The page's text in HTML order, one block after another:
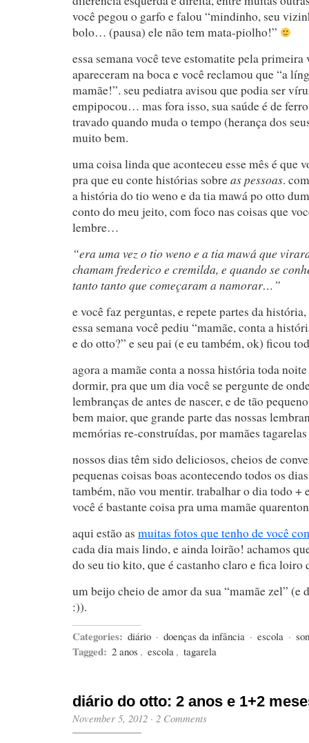
você pegou o garfo e falou “mindinho, seu
bolo… (pausa) ele não tem mata-piolho!”
essa semana você teve estomatite pela primeira
apareceram na boca e você reclamou que “a
mamãe!”. seu pediatra avisou que podia ser
empipocou… mas fora isso, sua saúde é de
travado quando muda o tempo (herança dos
muito bem.
uma coisa linda que aconteceu esse mês é que
pra que eu conte histórias sobreas pessoas.
a história do tio weno e da tia mawá po otto
conto do meu jeito, com foco nas coisas que
lembre…
“era uma vez o tio weno e a tia mawá que
chamam frederico e cremilda, e quando se
tanto tanto que começaram a namorar…”
e você faz perguntas, e repete partes da
essa semana você pediu “mamãe, conta a
e do otto?” e seu pai (e eu também, ok) ficou
agora a mamãe conta a nossa história toda
dormir, pra que um dia você se pergunte de
lembranças de antes de nascer, e de tão
bem maior, que grande parte das nossas
memórias re-construídas, por mamães
nossos dias têm sido deliciosos, cheios de
pequenas coisas boas acontecendo todos os
também, não vou mentir. trabalhar o dia todo +
você é bastante coisa pra uma mamãe
aqui estão as muitas fotos que tenho de você
cada dia mais lindo, e ainda loirão! achamos
do seu tio kito, que é castanho claro e fica loiro
um beijo cheio de amor da sua “mamãe zel” (e
:)).
Categories: diário · doenças da infância · escola ·
Tagged: 2 anos , escola , tagarela
diário do otto: 2 anos e 1+2
November 5, 2012 · 2 Comments